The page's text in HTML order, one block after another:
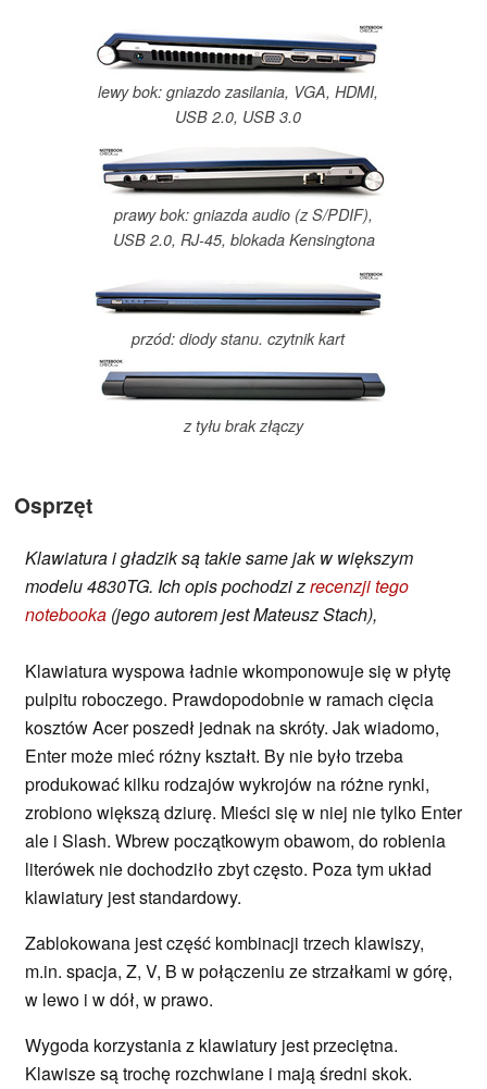
lewy bok: gniazdo zasilania, VGA, HDMI,
USB 2.0, USB 3.0
prawy bok: gniazda audio (z S/PDIF),
USB 2.0, RJ-45, blokada Kensingtona
przód: diody stanu. czytnik kart
z tyłu brak złączy
Osprzęt
Klawiatura i gładzik są takie same jak w większym
modelu 4830TG. Ich opis pochodzi zrecenzji tego
notebooka (jego autorem jest Mateusz Stach),
Klawiatura wyspowa ładnie wkomponowuje się w płytę
pulpitu roboczego. Prawdopodobnie w ramach cięcia
kosztów Acer poszedł jednak na skróty. Jak wiadomo,
Enter może mieć różny kształt. By nie było trzeba
produkować kilku rodzajów wykrojów na różne rynki,
zrobiono większą dziurę. Mieści się w niej nie tylko Enter
ale i Slash. Wbrew początkowym obawom, do robienia
literówek nie dochodziło zbyt często. Poza tym układ
klawiatury jest standardowy.
Zablokowana jest część kombinacji trzech klawiszy,
m.in. spacja, Z, V, B w połączeniu ze strzałkami w górę,
w lewo i w dół, w prawo.
Wygoda korzystania z klawiatury jest przeciętna.
Klawisze są trochę rozchwiane i mają średni skok.